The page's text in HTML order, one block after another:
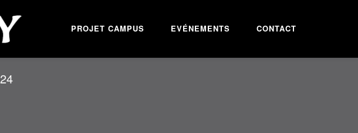
PROJET CAMPUS EVÉNEMENTS CONTACT